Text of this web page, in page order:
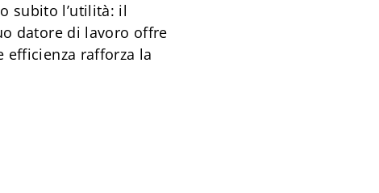
subito l’utilità: il
datore di lavoro offre
efficienza rafforza la